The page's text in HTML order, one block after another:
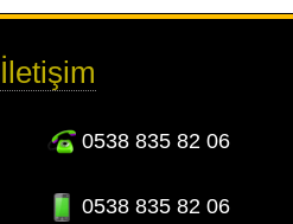
İletişim
0538 835 82 06
0538 835 82 06